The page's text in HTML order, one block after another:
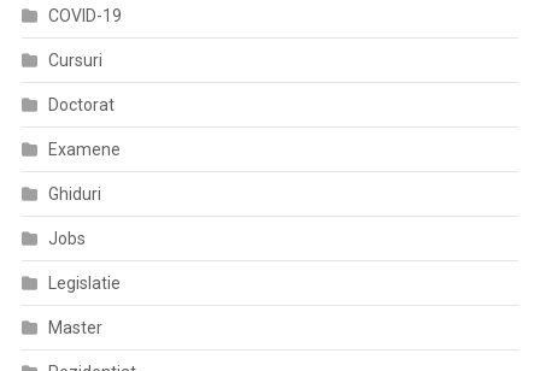
COVID-19
Cursuri
Doctorat
Examene
Ghiduri
Jobs
Legislatie
Master